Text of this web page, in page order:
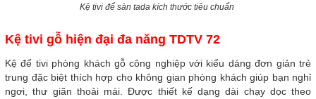
Kệ tivi để sàn tada kích thước tiêu chuẩn
Kệ tivi gỗ hiện đại đa năng TDTV 72
Kệ để tivi phòng khách gỗ công nghiệp với kiểu dáng đơn giản trẻ
trung đặc biệt thích hợp cho không gian phòng khách giúp bạn nghỉ
ngơi, thư giãn thoải mái. Được thiết kế dạng dài chạy dọc theo